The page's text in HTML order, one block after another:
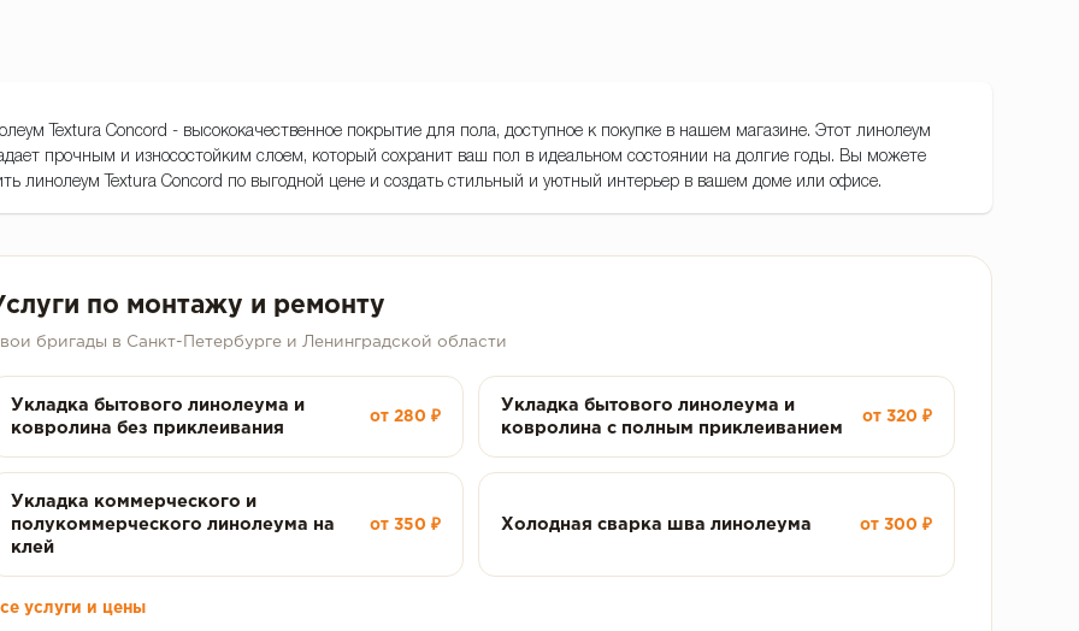
Textura Concord - высококачественное покрытие для пола, доступное к покупке в нашем магазине. Этот линолеум
прочным и износостойким слоем, который сохранит ваш пол в идеальном состоянии на долгие годы. Вы можете
линолеум Textura Concord по выгодной цене и создать стильный и уютный интерьер в вашем доме или офисе.
по монтажу и ремонту
бригады в Санкт-Петербурге и Ленинградской области
Укладка бытового линолеума и
ковролина без приклеивания
от 280 ₽
Укладка бытового линолеума и
ковролина с полным приклеиванием
от 320 ₽
Укладка коммерческого и
полукоммерческого линолеума на
клей
от 350 ₽ Холодная сварка шва линолеума от 300 ₽
услуги и цены